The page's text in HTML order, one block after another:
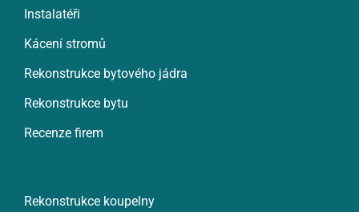
Instalatéři
Kácení stromů
Rekonstrukce bytového jádra
Rekonstrukce bytu
Recenze firem
Rekonstrukce koupelny